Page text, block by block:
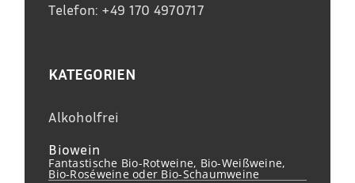
Telefon: +49 170 4970717
KATEGORIEN
Alkoholfrei
Biowein
Fantastische Bio-Rotweine, Bio-Weißweine,
Bio-Roséweine oder Bio-Schaumweine